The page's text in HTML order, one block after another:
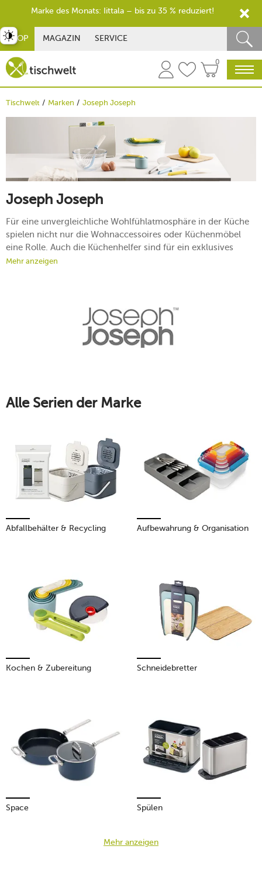
SHOP MAGAZIN SERVICE
0
Tischwelt Marken Joseph Joseph
Joseph Joseph
Für eine unvergleichliche Wohlfühlatmosphäre in der Küche
spielen nicht nur die Wohnaccessoires oder Küchenmöbel
eine Rolle. Auch die Küchenhelfer sind für ein exklusives
Ambiente essenziell und tragen maßgeblich zur Gestaltung
Mehr anzeigen
Alle Serien der Marke
Abfallbehälter & Recycling Aufbewahrung & Organisation
Kochen & Zubereitung Schneidebretter
Space Spülen
Mehr anzeigen
umschalten
Marke des Monats: Iittala – bis zu 35 % reduziert!